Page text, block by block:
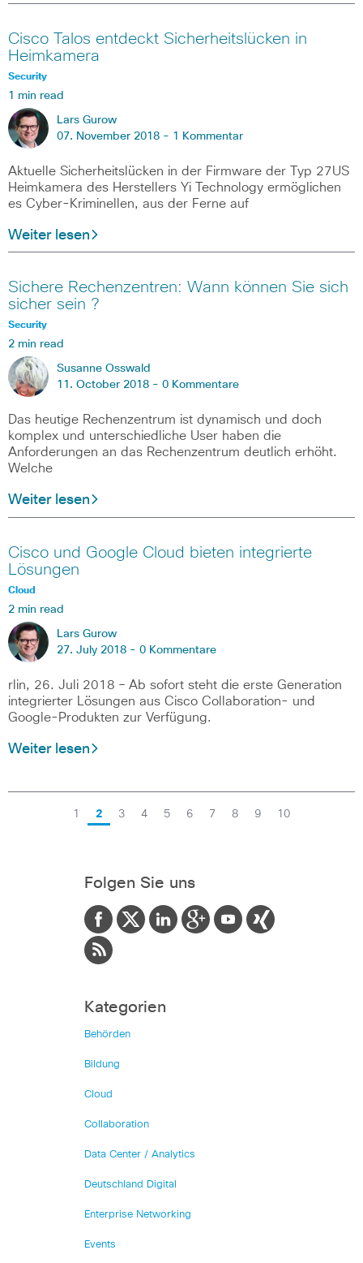
Cisco Talos entdeckt Sicherheitslücken in
Heimkamera
Security
1 min read
Lars Gurow
07. November 2018 - 1 Kommentar
Aktuelle Sicherheitslücken in der Firmware der Typ 27US
Heimkamera des Herstellers Yi Technology ermöglichen
es Cyber-Kriminellen, aus der Ferne auf
Weiter lesen
Sichere Rechenzentren: Wann können Sie sich
sicher sein ?
Security
2 min read
Susanne Osswald
11. October 2018 - 0 Kommentare
Das heutige Rechenzentrum ist dynamisch und doch
komplex und unterschiedliche User haben die
Anforderungen an das Rechenzentrum deutlich erhöht.
Welche
Weiter lesen
Cisco und Google Cloud bieten integrierte
Lösungen
Cloud
2 min read
Lars Gurow
27. July 2018 - 0 Kommentare
rlin, 26. Juli 2018 – Ab sofort steht die erste Generation
integrierter Lösungen aus Cisco Collaboration- und
Google-Produkten zur Verfügung.
Weiter lesen
1 2 3 4 5 6 7 8 9 10
Folgen Sie uns
Kategorien
Behörden
Bildung
Cloud
Collaboration
Data Center / Analytics
Deutschland Digital
Enterprise Networking
Events